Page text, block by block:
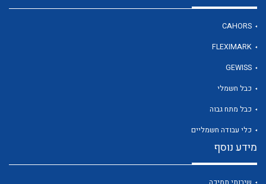
CAHORS
FLEXIMARK
GEWISS
כבל חשמלי
כבל מתח גבוה
כלי עבודה חשמליים
מידע נוסף